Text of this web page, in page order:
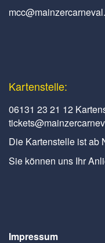
Kartenstelle:
06131 23 21 12
Die Kartenstelle ist ab
Sie können uns Ihr
Impressum